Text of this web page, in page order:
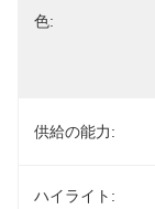
色:
供給の能力:
ハイライト: